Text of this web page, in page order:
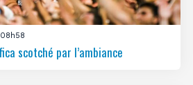
scotché par l’ambiance